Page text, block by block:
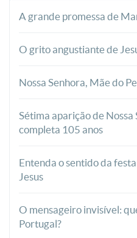
A grande promessa de
O grito angustiante de
Nossa Senhora, Mãe do
Sétima aparição de Nossa
completa 105 anos
Entenda o sentido da
Jesus
O mensageiro invisível:
Portugal?